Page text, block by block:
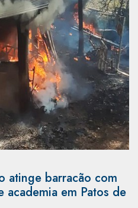
atinge barracão com
academia em Patos de